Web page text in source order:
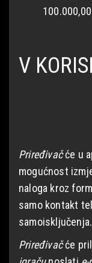
V
Priređivačće u
mogućnost
naloga kroz
samo kontakt
samoisključenja.
Priređivačće